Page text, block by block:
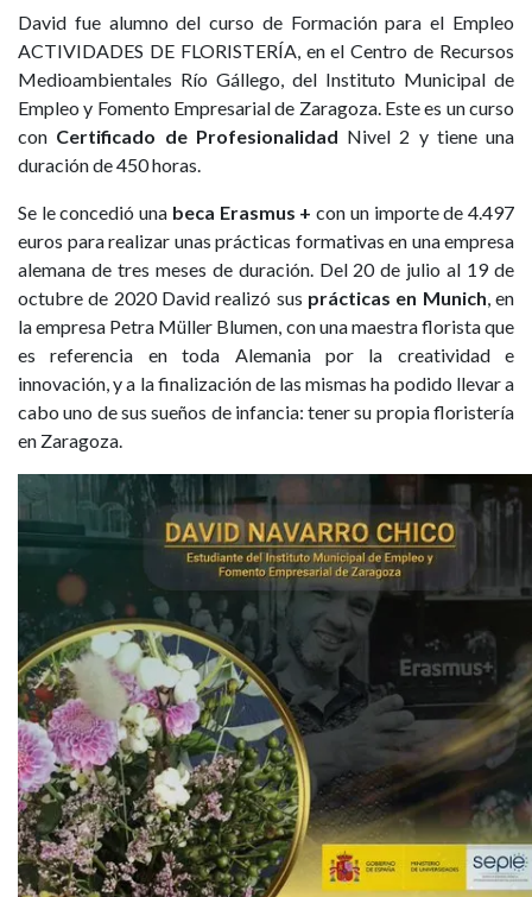
David fue alumno del curso de Formación para el Empleo
ACTIVIDADES DE FLORISTERÍA, en el Centro de Recursos
Medioambientales Río Gállego, del Instituto Municipal de
Empleo y Fomento Empresarial de Zaragoza. Este es un curso
con Certificado de Profesionalidad Nivel 2 y tiene una
duración de 450 horas.
Se le concedió una beca Erasmus + con un importe de 4.497
euros para realizar unas prácticas formativas en una empresa
alemana de tres meses de duración. Del 20 de julio al 19 de
octubre de 2020 David realizó sus prácticas en Munich, en
la empresa Petra Müller Blumen, con una maestra florista que
es referencia en toda Alemania por la creatividad e
innovación, y a la finalización de las mismas ha podido llevar a
cabo uno de sus sueños de infancia: tener su propia floristería
en Zaragoza.